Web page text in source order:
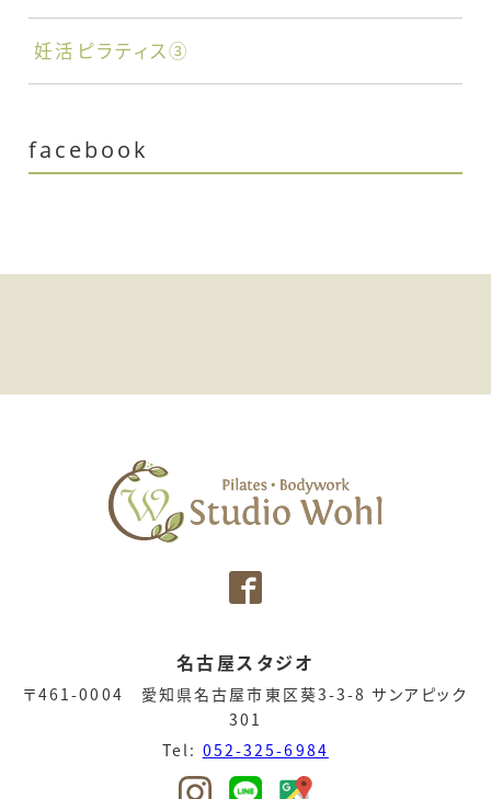
妊活ピラティス③
facebook
名古屋スタジオ
〒461-0004 愛知県名古屋市東区葵3-3-8 サンアピック
301
Tel: 052-325-6984